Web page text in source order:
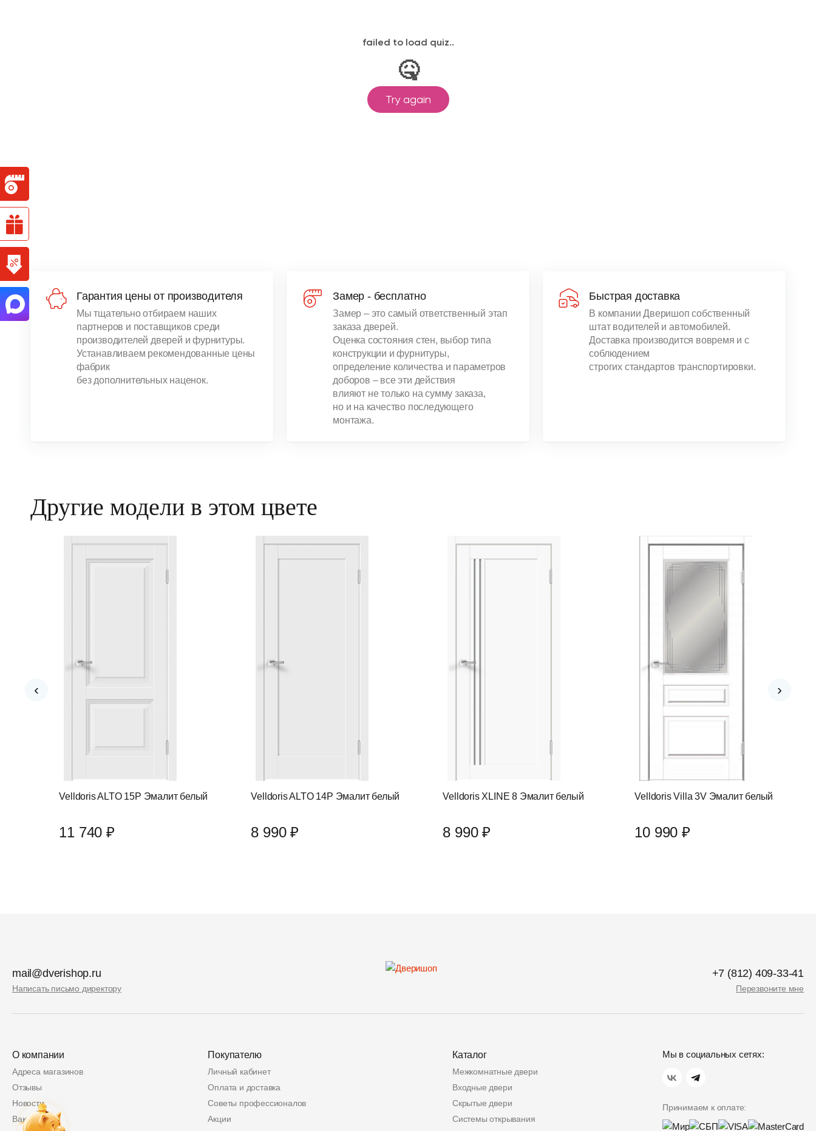
Гарантия цены от производителя
Мы тщательно отбираем наших
партнеров и поставщиков среди
производителей дверей и фурнитуры.
Устанавливаем рекомендованные цены
фабрик
без дополнительных наценок.
Замер - бесплатно
Замер – это самый ответственный этап
заказа дверей.
Оценка состояния стен, выбор типа
конструкции и фурнитуры,
определение количества и параметров
доборов – все эти действия
влияют не только на сумму заказа,
но и на качество последующего
монтажа.
Быстрая доставка
В компании Дверишоп собственный
штат водителей и автомобилей.
Доставка производится вовремя и с
соблюдением
строгих стандартов транспортировки.
Другие модели в этом цвете
Velldoris ALTO 15P Эмалит белый
11 740 ₽
Velldoris ALTO 14P Эмалит белый
8 990 ₽
Velldoris XLINE 8 Эмалит белый
8 990 ₽
Velldoris Villa 3V Эмалит белый
10 990 ₽
‹ ›
mail@dverishop.ru
Написать письмо директору
+7 (812) 409-33-41
Перезвоните мне
О компании
Адреса магазинов
Отзывы
Новости
Вакансии
Покупателю
Личный кабинет
Оплата и доставка
Советы профессионалов
Акции
Каталог
Межкомнатные двери
Входные двери
Скрытые двери
Системы открывания
Мы в социальных сетях:
Принимаем к оплате: